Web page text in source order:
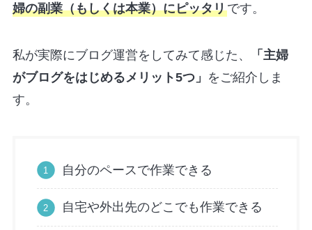
婦の副業（もしくは本業）にピッタリです。
私が実際にブログ運営をしてみて感じた、
「主婦
がブログをはじめるメリット5つ」 をご紹介しま
す。
自分のペースで作業できる
自宅や外出先のどこでも作業できる